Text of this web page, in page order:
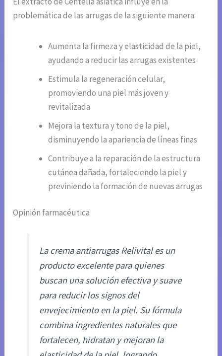
problemática de las arrugas de la siguiente manera:
Aumenta la firmeza y elasticidad de la piel,
ayudando a reducir las arrugas existentes
Estimula la regeneración celular,
promoviendo una piel más joven y
revitalizada
Mejora la textura y tono de la piel,
disminuyendo la apariencia de líneas finas
Contribuye a la reparación de la estructura
cutánea dañada, fortaleciendo la piel y
previniendo la formación de nuevas arrugas
Opinión farmacéutica
La crema antiarrugas Relivital es un
producto excelente para quienes
buscan una solución efectiva y suave
para reducir los signos del
envejecimiento en la piel. Su fórmula
combina ingredientes naturales que
fortalecen, hidratan y mejoran la